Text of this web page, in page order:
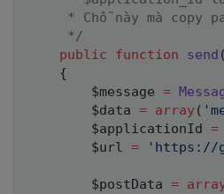
* Chỗ này mà copy
     */
public
function send (
{
$message =
$data = array (
$applicationId =
$url = 'https://
$postData =